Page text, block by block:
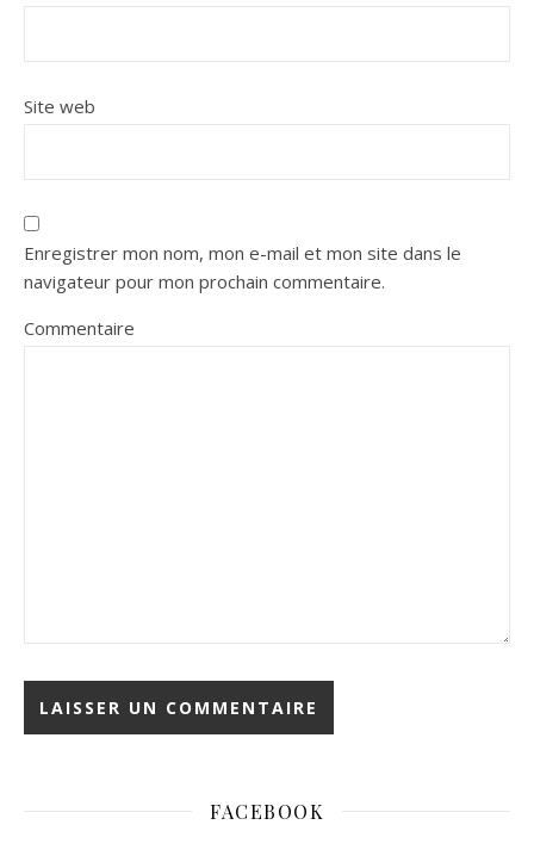
Site web
Enregistrer mon nom, mon e-mail et mon site dans le
navigateur pour mon prochain commentaire.
Commentaire
FACEBOOK